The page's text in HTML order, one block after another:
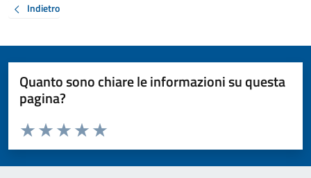
Indietro
Quanto sono chiare le informazioni su questa
pagina?
Valuta da 1 a 5 stelle la pagina
Valuta 5 stelle su 5
Valuta 4 stelle su 5
Valuta 3 stelle su 5
Valuta 2 stelle su 5
Valuta 1 stelle su 5